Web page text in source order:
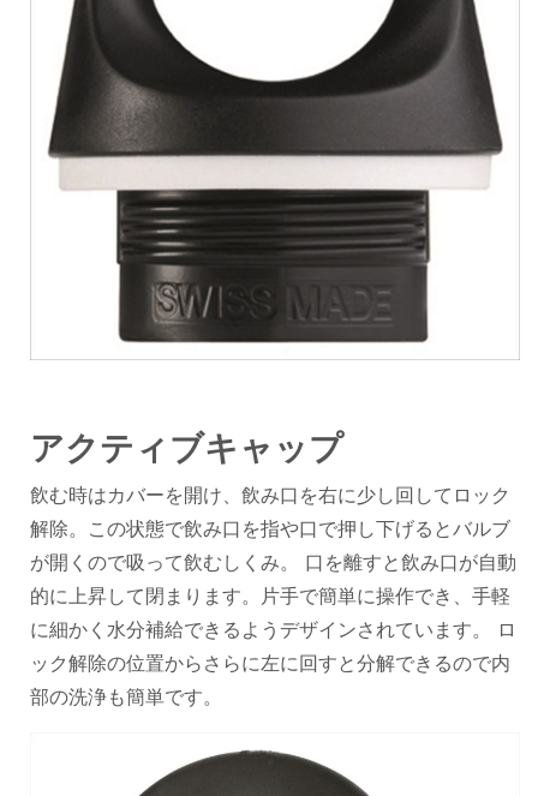
アクティブキャップ
飲む時はカバーを開け、飲み口を右に少し回してロック
解除。この状態で飲み口を指や口で押し下げるとバルブ
が開くので吸って飲むしくみ。 口を離すと飲み口が自動
的に上昇して閉まります。片手で簡単に操作でき、手軽
に細かく水分補給できるようデザインされています。 ロ
ック解除の位置からさらに左に回すと分解できるので内
部の洗浄も簡単です。